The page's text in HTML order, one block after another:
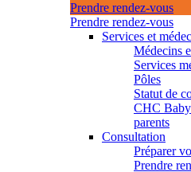
Prendre rendez-vous
Prendre rendez-vous
Services et
Médecins
Services
Pôles
Statut de
CHC
parents
Consultation
Préparer
Prendre